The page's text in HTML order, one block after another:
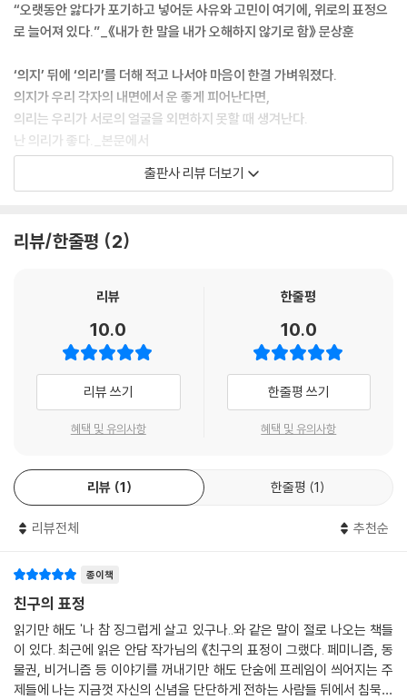
“오랫동안 앓다가 포기하고 넣어둔 사유와 고민이 여기에, 위로의 표정으
로 늘어져 있다.”_《내가 한 말을 내가 오해하지 않기로 함》 문상훈
‘의지’ 뒤에 ‘의리’를 더해 적고 나서야 마음이 한결 가벼워졌다.
의지가 우리 각자의 내면에서 운 좋게 피어난다면,
의리는 우리가 서로의 얼굴을 외면하지 못할 때 생겨난다.
난 의리가 좋다._본문에서
《소녀는 따로 자란다》 안담 첫 산문집
안담의 첫 산문집 《친구의 표정》이 위즈덤하우스에서 출간되었다. 첫 소설
라 말하듯 안담은 오랫동안 에세이스트로서의 정체성을 다져왔다. 여러 뛰
는 글쓰기 모임 무늬글방은 매회 매진되어 신규 수강생을 들이기 어려울
정도다. 단독 저서 한 권이 없던 안담에게 글을 배우고 싶어서, 안담과 글을
쓰고 싶어서 모여든 이들이 이렇게 많다는 데 궁금증이 인다면 《친구의 표
정》이 적절한 답이 되어줄 것이다.
간 안담이 에세이스트로 호명되어 쓴 글들을 엮었다. 친구, 동물, 글쓰기,
페미니즘, 비거니즘 등 여러 주제로 뻗어나가는 글들의 뿌리는 ‘실패’다. 거
대하고 시급한 문제들에 귀 기울일수록 해서는 안 되는 일이 늘어나고 완
벽하게 해내지 못한 개인에게는 고립의 감각이 쌓여만 간다. 안담은 “단단
‘위’나 ‘앞’으로가 아닌 ‘옆’으로 나아가기를 포기하지 않는 것(유지혜)”을
통해 신념과 욕망과 실천 사이의 틈을 메꾸고 연결해보고자 한다.
“세상이 어떻게 좋아져야 하는지에 관한 모든 이야기는
때로 한 영혼을 말려 죽인다”
죄책감과 수치심이 아닌 우정과 사랑을 동력으로 더 넓은 세상 만들기
출판사 리뷰 더보기
리뷰/한줄평 2
리뷰
10.0
리뷰 쓰기
혜택 및 유의사항
한줄평
10.0
한줄평 쓰기
혜택 및 유의사항
리뷰 1 한줄평 1
리뷰전체 추천순
종이책
친구의 표정
읽기만 해도 '나 참 징그럽게 살고 있구나..와 같은 말이 절로 나오는 책들
이 있다. 최근에 읽은 안담 작가님의 《친구의 표정이 그랬다. 페미니즘, 동
물권, 비거니즘 등 이야기를 꺼내기만 해도 단숨에 프레임이 씌어지는 주
제들에 나는 지금껏 자신의 신념을 단단하게 전하는 사람들 뒤에서 침묵을